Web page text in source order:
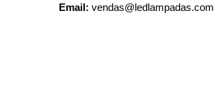
Email: vendas@ledlampadas.com